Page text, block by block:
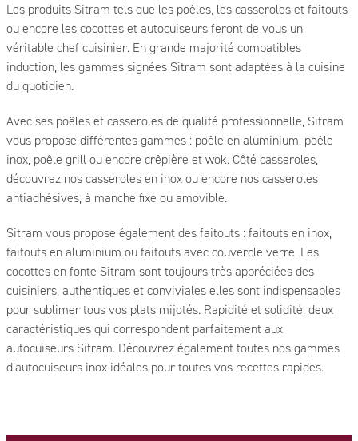
Les produits Sitram tels que les poêles, les casseroles et faitouts
ou encore les cocottes et autocuiseurs feront de vous un
véritable chef cuisinier. En grande majorité compatibles
induction, les gammes signées Sitram sont adaptées à la cuisine
du quotidien.
Avec ses poêles et casseroles de qualité professionnelle, Sitram
vous propose différentes gammes : poêle en aluminium, poêle
inox, poêle grill ou encore crêpière et wok. Côté casseroles,
découvrez nos casseroles en inox ou encore nos casseroles
antiadhésives, à manche fixe ou amovible.
Sitram vous propose également des faitouts : faitouts en inox,
faitouts en aluminium ou faitouts avec couvercle verre. Les
cocottes en fonte Sitram sont toujours très appréciées des
cuisiniers, authentiques et conviviales elles sont indispensables
pour sublimer tous vos plats mijotés. Rapidité et solidité, deux
caractéristiques qui correspondent parfaitement aux
autocuiseurs Sitram. Découvrez également toutes nos gammes
d’autocuiseurs inox idéales pour toutes vos recettes rapides.